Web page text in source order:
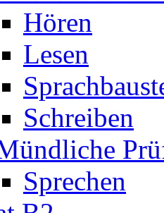
Hören
Lesen
Schreiben
Sprechen